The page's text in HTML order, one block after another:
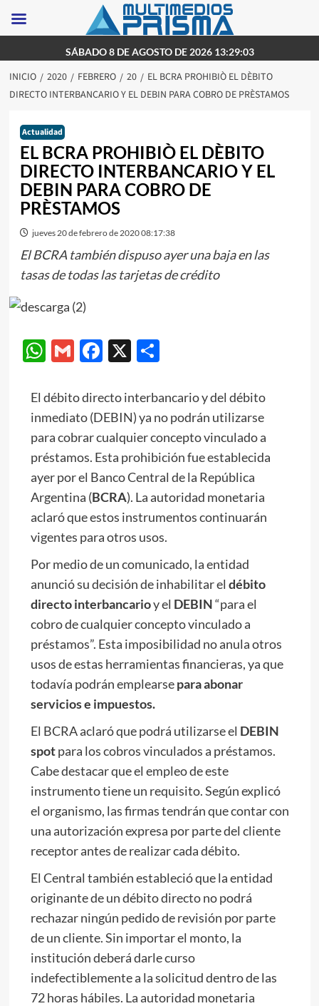
al
contenido
SÁBADO 8 DE AGOSTO DE 2026 13:29:03
INICIO 2020 FEBRERO 20
EL BCRA PROHIBIÒ EL DÈBITO
DIRECTO INTERBANCARIO Y EL DEBIN PARA COBRO DE PRÈSTAMOS
Actualidad
EL BCRA PROHIBIÒ EL DÈBITO
DIRECTO INTERBANCARIO Y EL
DEBIN PARA COBRO DE
PRÈSTAMOS
jueves 20 de febrero de 2020 08:17:38
El BCRA también dispuso ayer una baja en las
tasas de todas las tarjetas de crédito
WhatsApp
GmailFacebook
X Compartir
El débito directo interbancario y del débito
inmediato (DEBIN) ya no podrán utilizarse
para cobrar cualquier concepto vinculado a
préstamos. Esta prohibición fue establecida
ayer por el Banco Central de la República
Argentina (BCRA). La autoridad monetaria
aclaró que estos instrumentos continuarán
vigentes para otros usos.
Por medio de un comunicado, la entidad
anunció su decisión de inhabilitar el débito
directo interbancarioy el DEBIN“para el
cobro de cualquier concepto vinculado a
préstamos”. Esta imposibilidad no anula otros
usos de estas herramientas financieras, ya que
todavía podrán emplearsepara abonar
servicios e impuestos.
El BCRA aclaró que podrá utilizarse el DEBIN
spotpara los cobros vinculados a préstamos.
Cabe destacar que el empleo de este
instrumento tiene un requisito. Según explicó
el organismo, las firmas tendrán que contar con
una autorización expresa por parte del cliente
receptor antes de realizar cada débito.
El Central también estableció que la entidad
originante de un débito directo no podrá
rechazar ningún pedido de revisión por parte
de un cliente. Sin importar el monto, la
institución deberá darle curso
indefectiblemente a la solicitud dentro de las
72 horas hábiles. La autoridad monetaria